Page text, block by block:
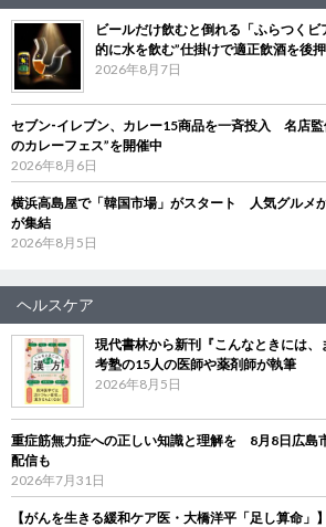
ビールだけ飲むと倒れる「ふらつく
的に水を飲む”仕掛けで適正飲酒を後
2026年8月7日
セブン‐イレブン、カレー15商品を一斉投入 名店監
のカレーフェス”を開催中
2026年8月6日
横浜高島屋で「韓国市場」がスタート 人気グルメ
が集結
2026年8月5日
ヘルスケア
現代書林から新刊『こんなときには
考塾の15人の医師や薬剤師が執筆
2026年8月5日
重症筋無力症への正しい知識と理解を 8月8日広島
配信も
2026年7月31日
【がんを生きる緩和ケア医・大橋洋平「足し算命」